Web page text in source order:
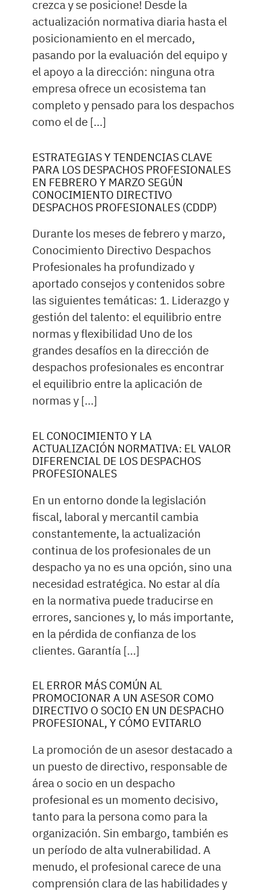
crezca y se posicione! Desde la
actualización normativa diaria hasta el
posicionamiento en el mercado,
pasando por la evaluación del equipo y
el apoyo a la dirección: ninguna otra
empresa ofrece un ecosistema tan
completo y pensado para los despachos
como el de […]
ESTRATEGIAS Y TENDENCIAS CLAVE
PARA LOS DESPACHOS PROFESIONALES
EN FEBRERO Y MARZO SEGÚN
CONOCIMIENTO DIRECTIVO
DESPACHOS PROFESIONALES (CDDP)
Durante los meses de febrero y marzo,
Conocimiento Directivo Despachos
Profesionales ha profundizado y
aportado consejos y contenidos sobre
las siguientes temáticas: 1. Liderazgo y
gestión del talento: el equilibrio entre
normas y flexibilidad Uno de los
grandes desafíos en la dirección de
despachos profesionales es encontrar
el equilibrio entre la aplicación de
normas y […]
EL CONOCIMIENTO Y LA
ACTUALIZACIÓN NORMATIVA: EL VALOR
DIFERENCIAL DE LOS DESPACHOS
PROFESIONALES
En un entorno donde la legislación
fiscal, laboral y mercantil cambia
constantemente, la actualización
continua de los profesionales de un
despacho ya no es una opción, sino una
necesidad estratégica. No estar al día
en la normativa puede traducirse en
errores, sanciones y, lo más importante,
en la pérdida de confianza de los
clientes. Garantía […]
EL ERROR MÁS COMÚN AL
PROMOCIONAR A UN ASESOR COMO
DIRECTIVO O SOCIO EN UN DESPACHO
PROFESIONAL, Y CÓMO EVITARLO
La promoción de un asesor destacado a
un puesto de directivo, responsable de
área o socio en un despacho
profesional es un momento decisivo,
tanto para la persona como para la
organización. Sin embargo, también es
un período de alta vulnerabilidad. A
menudo, el profesional carece de una
comprensión clara de las habilidades y